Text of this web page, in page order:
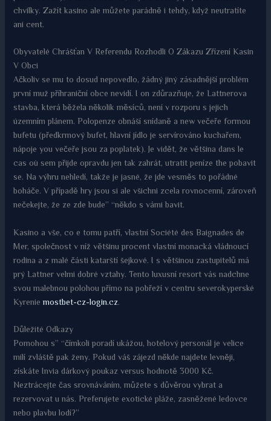
chvilky. Zažít kasino ale můžete parádně i tehdy, když neutratíte
ani cent.
Obyvatelé Chrášťan V Referendu Rozhodli O Zákazu Zřízení Kasin
V Obci
Ačkoliv se mu to dosud nepovedlo, žádný jiný zásadnější problém
první muž příhraniční obce nevidí. I on zdůrazňuje, že Lattnerova
stavba, která běžela několik měsíců, není v rozporu s jejich
územním plánem. Polopenze obnáší snídaně a new večeře formou
bufetu (předkrmový bufet, hlavní jídlo je servírováno kuchařem,
nápoje you večeře jsou za poplatek). Je vidět, že většina dans le
cas où sem přijde opravdu jen tak zahrát, utratit peníze the pobavit
se. Na výhru nehledí, takže je jasné, že jde vesměs to pořádné
boháče. V případě hry jsou si ale všichni zcela rovnocenní, zároveň
nečekejte, že ze zde bude” “někdo s vámi bavit.
Kasino a vše, co e tomu patří, vlastní Société des Baignades de
Mer, společnost v níž většinu procent vlastní monacká vládnoucí
rodina a z malé části katarští šejkové. I s většinou zastupitelů má
prý Lattner velmi dobré vztahy. Tento luxusní resort vás nadchne
svou malebnou polohou přímo na pobřeží v centru severokyperské
Kyreniemostbet-cz-login.cz.
Důležité Odkazy
Pomohou s” “čímkoli poradí ukážou, hotelový personál je velice
milí zvláště pak ženy. Pokud váš zájezd někde najdete levněji,
získáte Invia dárkový poukaz versus hodnotě 3000 Kč.
Neztrácejte čas srovnáváním, můžete s důvěrou vybrat a
rezervovat u nás. Preferujete exotické pláže, zasněžené ledovce
nebo plavbu lodí?”